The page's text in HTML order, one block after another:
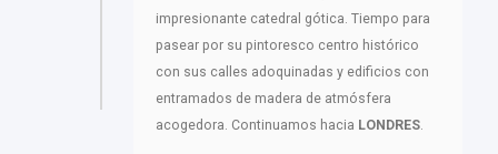
impresionante catedral gótica. Tiempo para
pasear por su pintoresco centro histórico
con sus calles adoquinadas y edificios con
entramados de madera de atmósfera
acogedora. Continuamos hacia LONDRES.